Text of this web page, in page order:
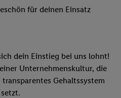
für deinen Einsatz
dein Einstieg bei uns lohnt!
Unternehmenskultur, die
Gehaltssystem